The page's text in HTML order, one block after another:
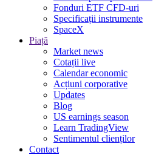
Fonduri ETF CFD-uri
Specificații instrumente
SpaceX
Piață
Market news
Cotații live
Calendar economic
Acțiuni corporative
Updates
Blog
US earnings season
Learn TradingView
Sentimentul clienților
Contact